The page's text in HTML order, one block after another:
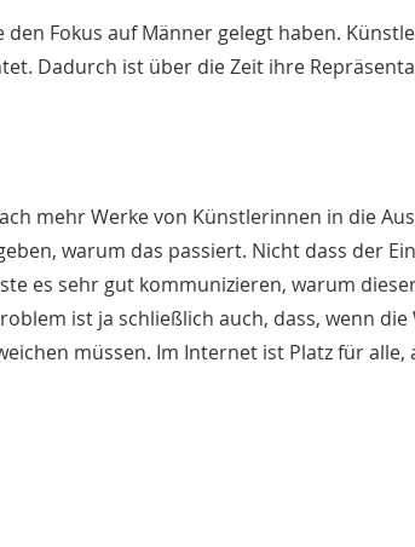
Fokus auf Männer gelegt haben.
Dadurch ist über die Zeit ihre
mehr Werke von Künstlerinnen in die
warum das passiert. Nicht dass der
es sehr gut kommunizieren, warum
ist ja schließlich auch, dass, wenn die
müssen. Im Internet ist Platz für alle,